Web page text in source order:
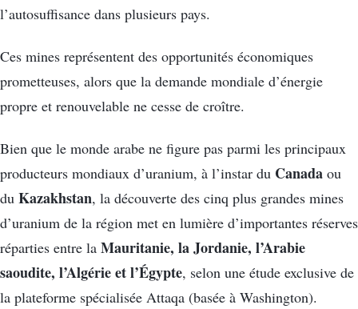
l’autosuffisance dans plusieurs pays.
Ces mines représentent des opportunités économiques
prometteuses, alors que la demande mondiale d’énergie
propre et renouvelable ne cesse de croître.
Bien que le monde arabe ne figure pas parmi les principaux
producteurs mondiaux d’uranium, à l’instar du Canada ou
du Kazakhstan, la découverte des cinq plus grandes mines
d’uranium de la région met en lumière d’importantes réserves
réparties entre la Mauritanie, la Jordanie, l’Arabie
saoudite, l’Algérie et l’Égypte, selon une étude exclusive de
la plateforme spécialisée Attaqa (basée à Washington).